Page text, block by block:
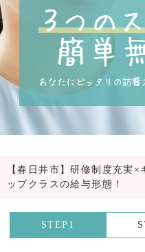
【春日井市】研修制度充実
ップクラスの給与形態！
STEP1